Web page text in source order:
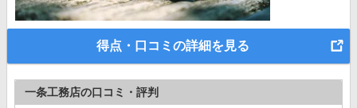
得点・口コミの詳細を見る
一条工務店の口コミ・評判